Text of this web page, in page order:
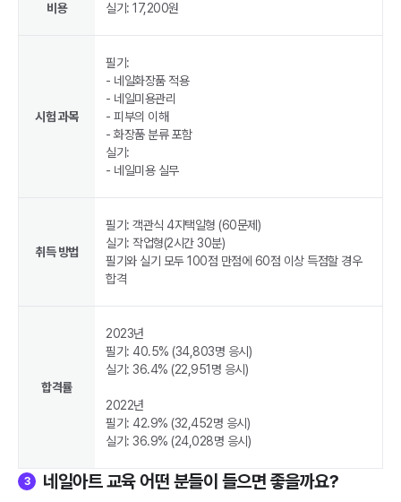
비용 실기: 17,200원
시험 과목
필기:
- 네일화장품 적용
- 네일미용관리
- 피부의 이해
- 화장품 분류 포함
실기:
- 네일미용 실무
취득 방법
필기: 객관식 4지택일형 (60문제)
실기: 작업형(2시간 30분)
필기와 실기 모두 100점 만점에 60점 이상 득점할 경우
합격
합격률
2023년
필기: 40.5% (34,803명 응시)
실기: 36.4% (22,951명 응시)
2022년
필기: 42.9% (32,452명 응시)
실기: 36.9% (24,028명 응시)
3 네일아트 교육 어떤 분들이 들으면 좋을까요?